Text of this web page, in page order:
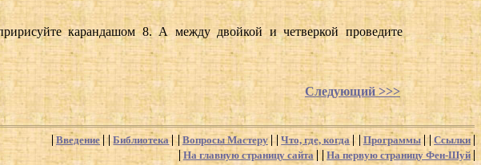
карандашом 8. А между двойкой и четверкой проведите
Следующий >>>
Введение Библиотека Вопросы Мастеру Что, где, когда Программы
Ссылки
На главную страницу сайта
На первую страницу Фен-Шуй